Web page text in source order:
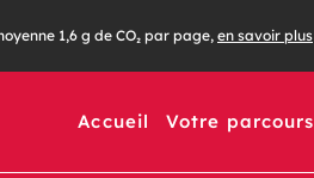
1,6 g de CO₂ par page, en savoir plus
Accueil Votre parcours